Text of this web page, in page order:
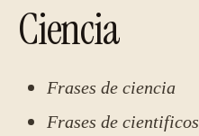
Ciencia
Frases de ciencia
Frases de cientificos